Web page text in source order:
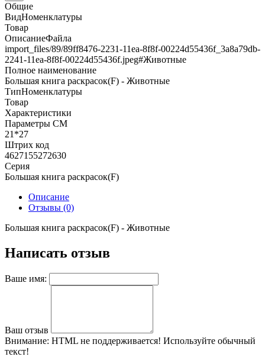
Общие
ВидНоменклатуры
Товар
ОписаниеФайла
import_files/89/89ff8476-2231-11ea-8f8f-00224d55436f_3a8a79db-
2241-11ea-8f8f-00224d55436f.jpeg#Животные
Полное наименование
Большая книга раскрасок(F) - Животные
ТипНоменклатуры
Товар
Характеристики
Параметры СМ
21*27
Штрих код
4627155272630
Серия
Большая книга раскрасок(F)
Описание
Отзывы (0)
Большая книга раскрасок(F) - Животные
Написать отзыв
Ваше имя:
Ваш отзыв
Внимание: HTML не поддерживается! Используйте обычный
текст!